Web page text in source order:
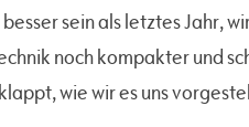
sein als letztes Jahr,
noch kompakter und
wie wir es uns